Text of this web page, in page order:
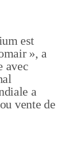
est
», a
avec
a
vente de